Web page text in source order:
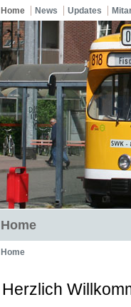
Home News Updates
Home
Home
Herzlich